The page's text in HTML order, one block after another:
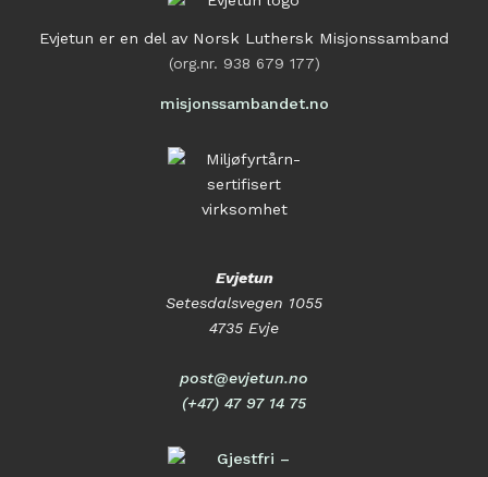
Evjetun er en del av Norsk Luthersk Misjonssamband
(org.nr. 938 679 177)
misjonssambandet.no
Evjetun
Setesdalsvegen 1055
4735 Evje
post@evjetun.no
(+47) 47 97 14 75